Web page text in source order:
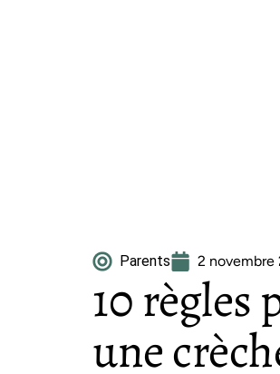
Parents 2 novembre
10 règles
une